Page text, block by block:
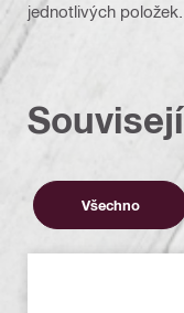
jednotlivých položek.
Všechno